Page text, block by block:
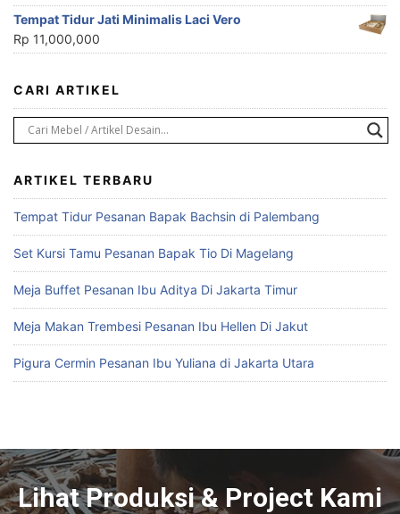
Tempat Tidur Jati Minimalis Laci Vero
Rp 11,000,000
CARI ARTIKEL
ARTIKEL TERBARU
Tempat Tidur Pesanan Bapak Bachsin di Palembang
Set Kursi Tamu Pesanan Bapak Tio Di Magelang
Meja Buffet Pesanan Ibu Aditya Di Jakarta Timur
Meja Makan Trembesi Pesanan Ibu Hellen Di Jakut
Pigura Cermin Pesanan Ibu Yuliana di Jakarta Utara
Lihat Produksi & Project Kami